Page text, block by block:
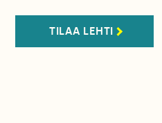
TILAA LEHTI